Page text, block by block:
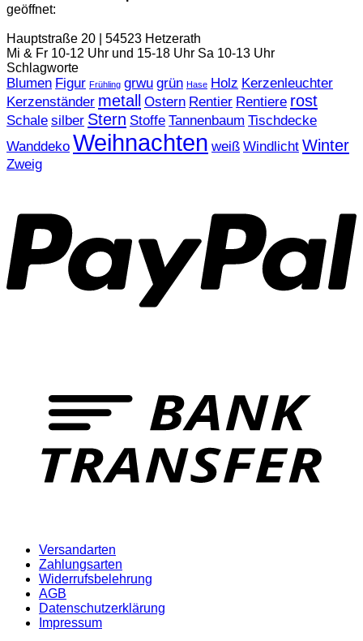
geöffnet:
Hauptstraße 20 | 54523 Hetzerath
Mi & Fr 10-12 Uhr und 15-18 Uhr Sa 10-13 Uhr
Schlagworte
Blumen Figur Frühling grwu grün Hase Holz Kerzenleuchter
Kerzenständer metall Ostern Rentier Rentiere rost
Schale silber Stern Stoffe Tannenbaum Tischdecke
Wanddeko Weihnachten weiß Windlicht Winter
Zweig
Versandarten
Zahlungsarten
Widerrufsbelehrung
AGB
Datenschutzerklärung
Impressum